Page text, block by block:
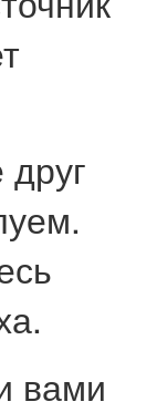
друг
.
вами